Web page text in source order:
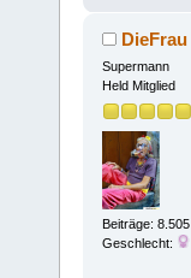
DieFrau
Supermann
Held Mitglied
Beiträge: 8.505
Geschlecht: